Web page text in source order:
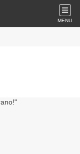
MENU